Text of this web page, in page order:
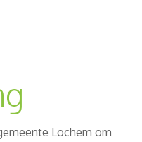
Lochem om